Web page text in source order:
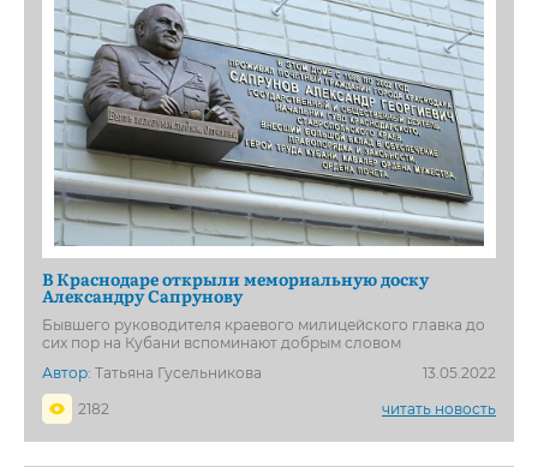
В Краснодаре открыли мемориальную доску
Александру Сапрунову
Бывшего руководителя краевого милицейского главка до
сих пор на Кубани вспоминают добрым словом
Автор: Татьяна Гусельникова
13.05.2022
2182
читать новость